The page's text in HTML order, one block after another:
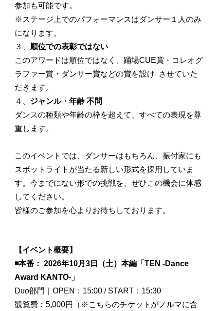
参加も可能です。
※ステージ上でのパフォーマンスはダンサー１人のみ
になります。
３、 順位での表彰ではない
このアワードは順位ではなく、踊場CUE賞・コレオグ
ラファー賞・ダンサー賞などの賞を設け させていた
だきます。
４、 ジャンル・年齢 不問
ダンスの種類や年齢の枠を超えて、すべての表現を尊
重します。
このイベントでは、ダンサーはもちろん、振付家にも
スポットライトが当たる新しい形式を採用していま
す。今までにない形での挑戦を、ぜひこの機会に体感
してください。
皆様のご参加を心よりお待ちしております。
【イベント概要】
◾️本番： 2026年10月3日（土）本編「TEN -Dance
Award KANTO-」
Duo部門｜OPEN：15:00 / START：15:30
観覧費：5,000円（※こちらのチケットがノルマに含